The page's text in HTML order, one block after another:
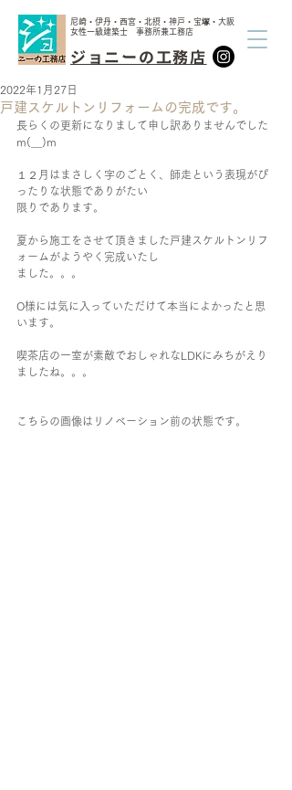
ジョニーの工務店
尼崎・伊丹・西宮・北摂・神戸・宝塚・大阪
女性一級建築士 事務所兼工務店
戸建スケルトンリフォームの完成です。
2022年1月27日
長らくの更新になりまして申し訳ありませんでした
m(__)m
１２月はまさしく字のごとく、師走という表現がぴ
ったりな状態でありがたい
限りであります。
夏から施工をさせて頂きました戸建スケルトンリフ
ォームがようやく完成いたし
ました。。。
O様には気に入っていただけて本当によかったと思
います。
喫茶店の一室が素敵でおしゃれなLDKにみちがえり
ましたね。。。
こちらの画像はリノベーション前の状態です。